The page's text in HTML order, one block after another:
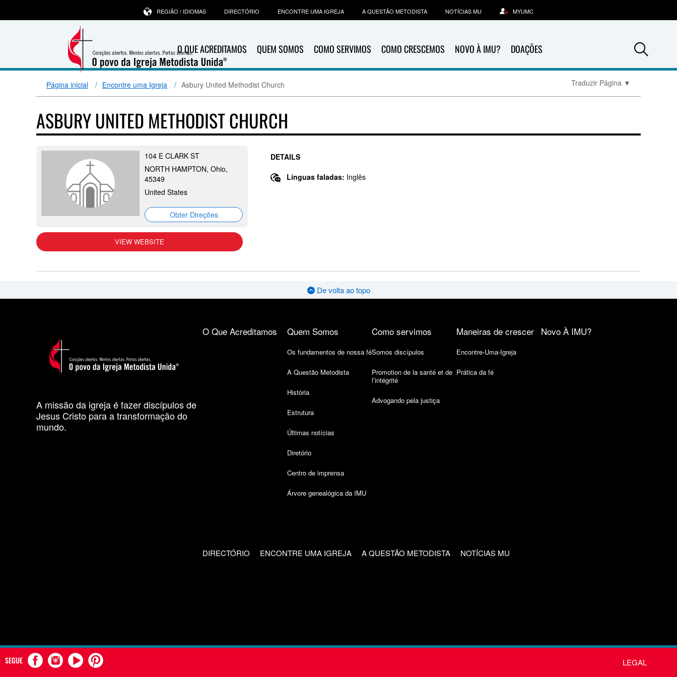
O QUE ACREDITAMOS QUEM SOMOS COMO SERVIMOS COMO CRESCEMOS NOVO À IMU? DOAÇÕES
REGIÃO / IDIOMAS DIRECTÓRIO ENCONTRE UMA IGREJA A QUESTÃO METODISTA NOTÍCIAS MU MYUMC
Página inicial Encontre uma Igreja Asbury United Methodist Church Traduzir Página ▼
ASBURY UNITED METHODIST CHURCH
104 E CLARK ST
NORTH HAMPTON, Ohio,
45349
United States
Obter Direções
VIEW WEBSITE
DETAILS
Línguas faladas: Inglês
De volta ao topo
A missão da igreja é fazer discípulos de
Jesus Cristo para a transformação do
mundo.
O Que Acreditamos Quem Somos
Os fundamentos de nossa fé
A Questão Metodista
História
Estrutura
Últimas notícias
Diretório
Centro de imprensa
Árvore genealógica da IMU
Como servimos
Somos discípulos
Promotion de la santé et de
l’intégrité
Advogando pela justiça
Maneiras de crescer
Encontre-Uma-Igreja
Prática da fé
Novo À IMU?
DIRECTÓRIO ENCONTRE UMA IGREJA A QUESTÃO METODISTA NOTÍCIAS MU
SEGUE LEGAL